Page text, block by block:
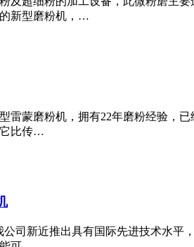
新型磨粉机，…
雷蒙磨粉机，拥有22年磨粉经验，
比传…
司新近推出具有国际先进技术水